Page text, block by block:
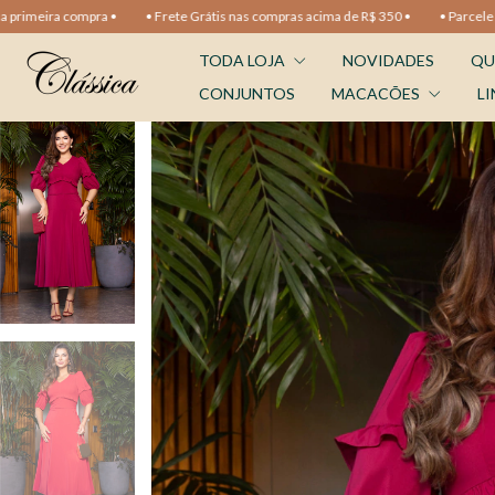
Grátis nas compras acima de R$ 350 • • Parcele em até 10x sem juros •
TODA LOJA NOVIDADES
CONJUNTOS
MACACÕES